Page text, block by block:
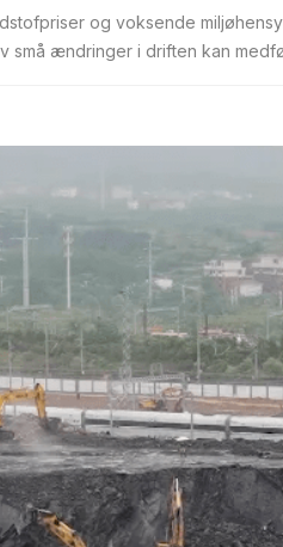
og voksende
ændringer i driften kan